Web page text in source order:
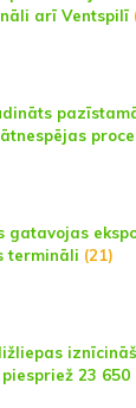
arī Ventspilī
gatavojas
termināli (21)
23